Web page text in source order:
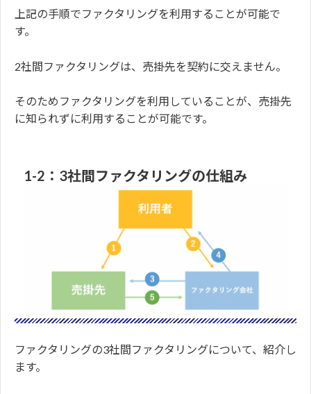
上記の手順でファクタリングを利用することが可能で
す。
2社間ファクタリングは、売掛先を契約に交えません。
そのためファクタリングを利用していることが、売掛先
に知られずに利用することが可能です。
1-2：3社間ファクタリングの仕組み
ファクタリングの3社間ファクタリングについて、紹介し
ます。